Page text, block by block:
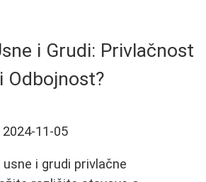
i Grudi: Privlačnost
Odbojnost?
2024-11-05
i grudi privlačne